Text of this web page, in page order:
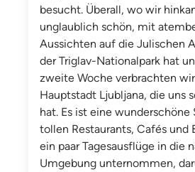
besucht. Überall, wo wir
unglaublich schön, mit
Aussichten auf die Julischen
der Triglav-Nationalpark hat
zweite Woche verbrachten
Hauptstadt Ljubljana, die uns
hat. Es ist eine
tollen Restaurants, Cafés und
ein paar Tagesausflüge in die
Umgebung unternommen,